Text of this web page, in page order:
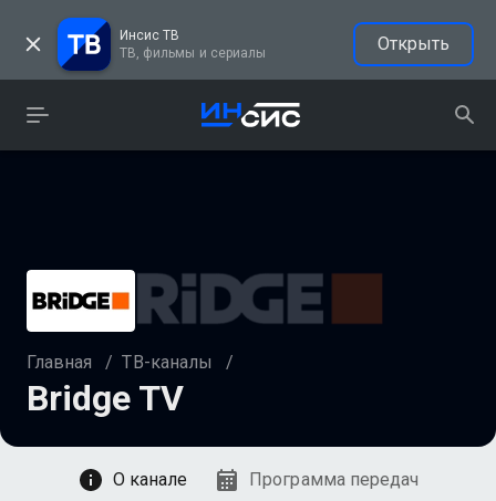
Инсис ТВ
ТВ, фильмы и сериалы
Открыть
Главная / ТВ-каналы /
Bridge TV
О канале Программа передач